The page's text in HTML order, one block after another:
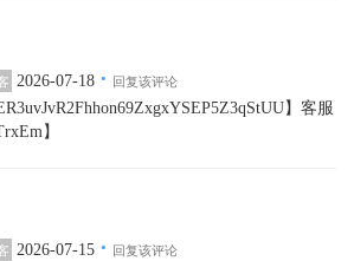
2026-07-18 · 回复该评论
】客服
】
2026-07-15 · 回复该评论